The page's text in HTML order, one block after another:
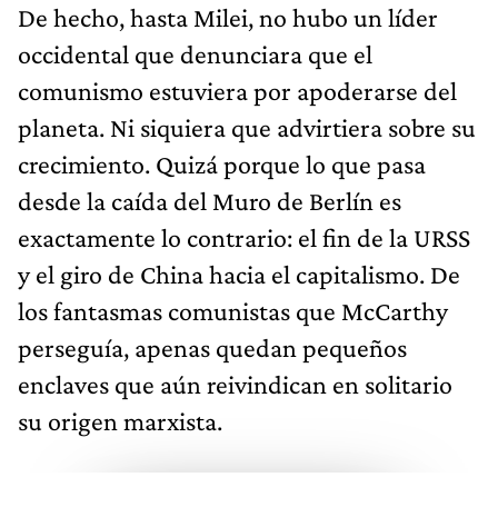
De hecho, hasta Milei, no hubo un líder
occidental que denunciara que el
comunismo estuviera por apoderarse del
planeta. Ni siquiera que advirtiera sobre su
crecimiento. Quizá porque lo que pasa
desde la caída del Muro de Berlín es
exactamente lo contrario: el fin de la URSS
y el giro de China hacia el capitalismo. De
los fantasmas comunistas que McCarthy
perseguía, apenas quedan pequeños
enclaves que aún reivindican en solitario
su origen marxista.